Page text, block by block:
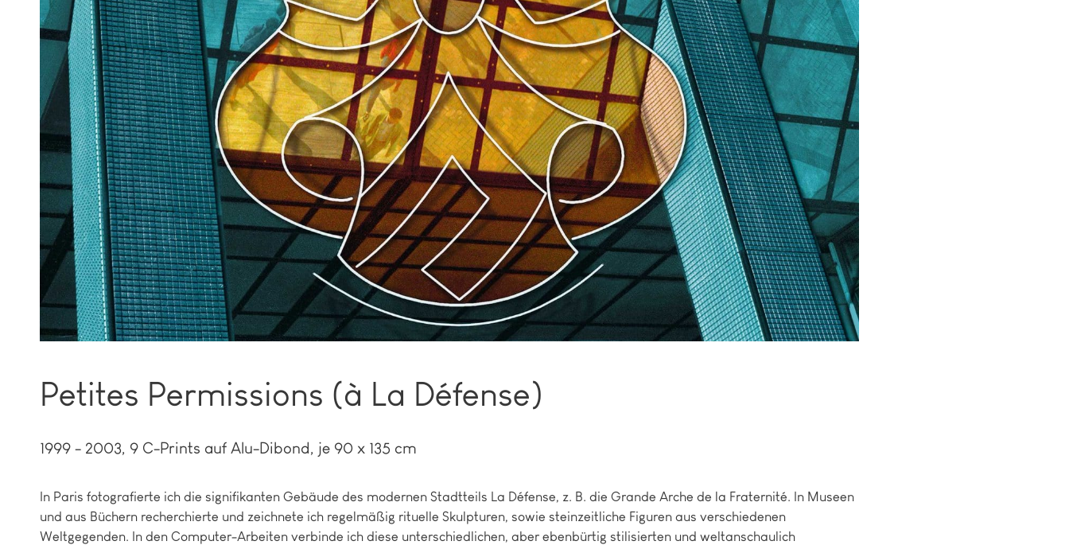
Petites Permissions (à La Défense)
1999 - 2003 9 C-Prints auf Alu-Dibond, je 90 x 135 cm
In Paris fotografierte ich die signifikanten Gebäude des modernen Stadtteils La Défense, z. B. die Grande Arche de la Fraternité. In Museen
und aus Büchern recherchierte und zeichnete ich regelmäßig rituelle Skulpturen, sowie steinzeitliche Figuren aus verschiedenen
Weltgegenden. In den Computer-Arbeiten verbinde ich diese unterschiedlichen, aber ebenbürtig stilisierten und weltanschaulich